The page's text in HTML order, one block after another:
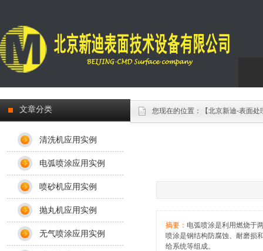
您现在的位置： 【北京新迪-表面
摘要： 电弧喷涂是利用燃烧于
喷涂是钢结构防腐蚀、耐磨损
给系统等组成。
文章分类
清洗机应用实例
电弧喷涂应用实例
喷砂机应用实例
抛丸机应用实例
无气喷涂应用实例